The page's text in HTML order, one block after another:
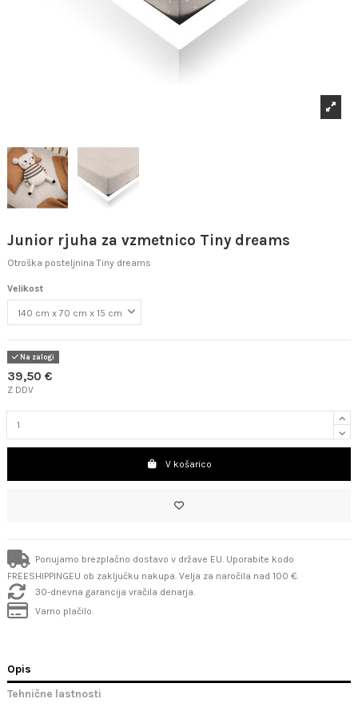
Junior rjuha za vzmetnico Tiny dreams
Otroška posteljnina Tiny dreams
Velikost
Na zalogi
39,50 €
Z DDV
V košarico
Ponujamo brezplačno dostavo v države EU. Uporabite kodo
FREESHIPPINGEU ob zaključku nakupa. Velja za naročila nad 100 €.
30-dnevna garancija vračila denarja.
Varno plačilo.
Opis
Tehnične lastnosti